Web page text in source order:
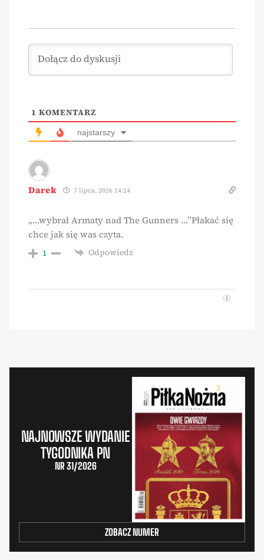
1 KOMENTARZ
najstarszy
Darek 7 lipca, 2026 14:24
„…wybrał Armaty nad The Gunners …”Płakać się
chce jak się was czyta.
1 Odpowiedz
NAJNOWSZE WYDANIE
TYGODNIKA PN
NR 31/2026
ZOBACZ NUMER